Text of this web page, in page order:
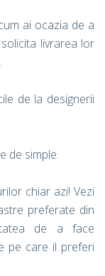
ai ocazia de a
livrarea lor
de la designerii
de simple.
chiar azi! Vezi
preferate din
de a face
pe care il preferi